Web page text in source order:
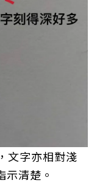
文字亦相對淺
清楚。